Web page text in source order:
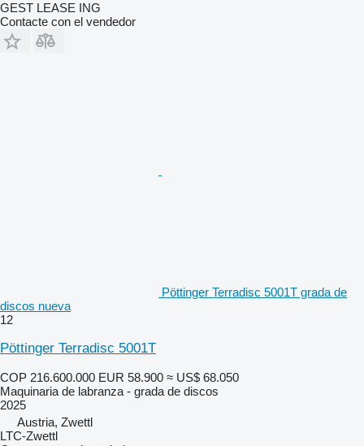
GEST LEASE ING
Contacte con el vendedor
Pöttinger Terradisc 5001T grada de
discos nueva
12
Pöttinger Terradisc 5001T
COP 216.600.000 EUR 58.900 ≈ US$ 68.050
Maquinaria de labranza - grada de discos
2025
Austria, Zwettl
LTC-Zwettl